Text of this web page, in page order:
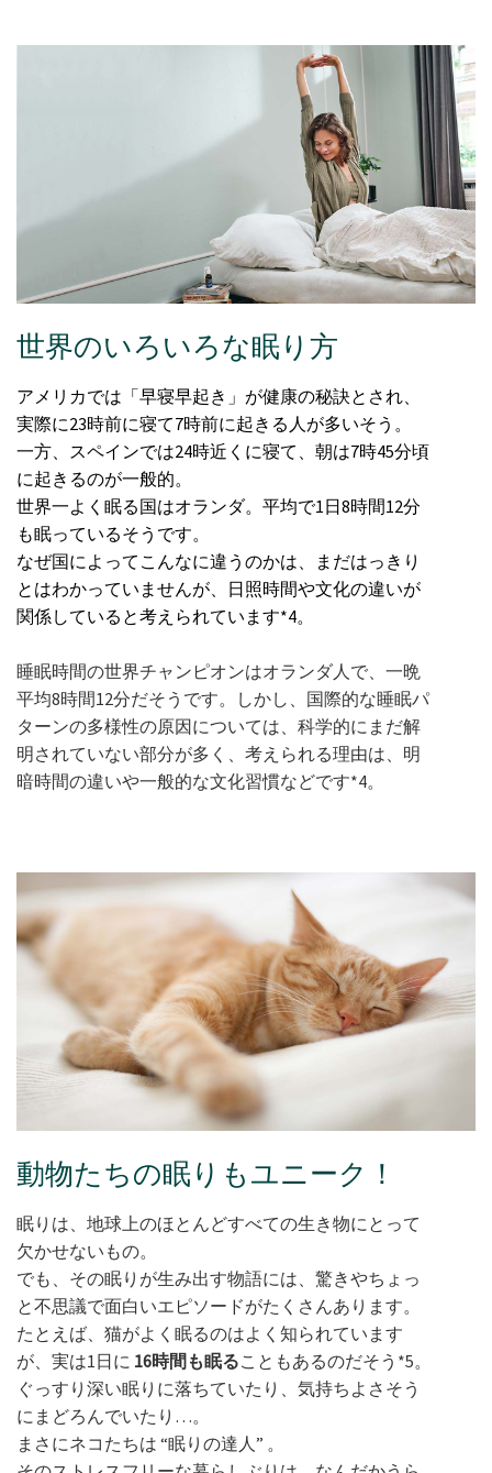
世界のいろいろな眠り方
アメリカでは「早寝早起き」が健康の秘訣とされ、
実際に23時前に寝て7時前に起きる人が多いそう。
一方、スペインでは24時近くに寝て、朝は7時45分頃
に起きるのが一般的。
世界一よく眠る国はオランダ。平均で1日8時間12分
も眠っているそうです。
なぜ国によってこんなに違うのかは、まだはっきり
とはわかっていませんが、日照時間や文化の違いが
関係していると考えられています*4。
睡眠時間の世界チャンピオンはオランダ人で、一晩
平均8時間12分だそうです。しかし、国際的な睡眠パ
ターンの多様性の原因については、科学的にまだ解
明されていない部分が多く、考えられる理由は、明
暗時間の違いや一般的な文化習慣などです*4。
動物たちの眠りもユニーク！
眠りは、地球上のほとんどすべての生き物にとって
欠かせないもの。
でも、その眠りが生み出す物語には、驚きやちょっ
と不思議で面白いエピソードがたくさんあります。
たとえば、猫がよく眠るのはよく知られています
が、実は1日に 16時間も眠ることもあるのだそう*5。
ぐっすり深い眠りに落ちていたり、気持ちよさそう
にまどろんでいたり…。
まさにネコたちは “眠りの達人” 。